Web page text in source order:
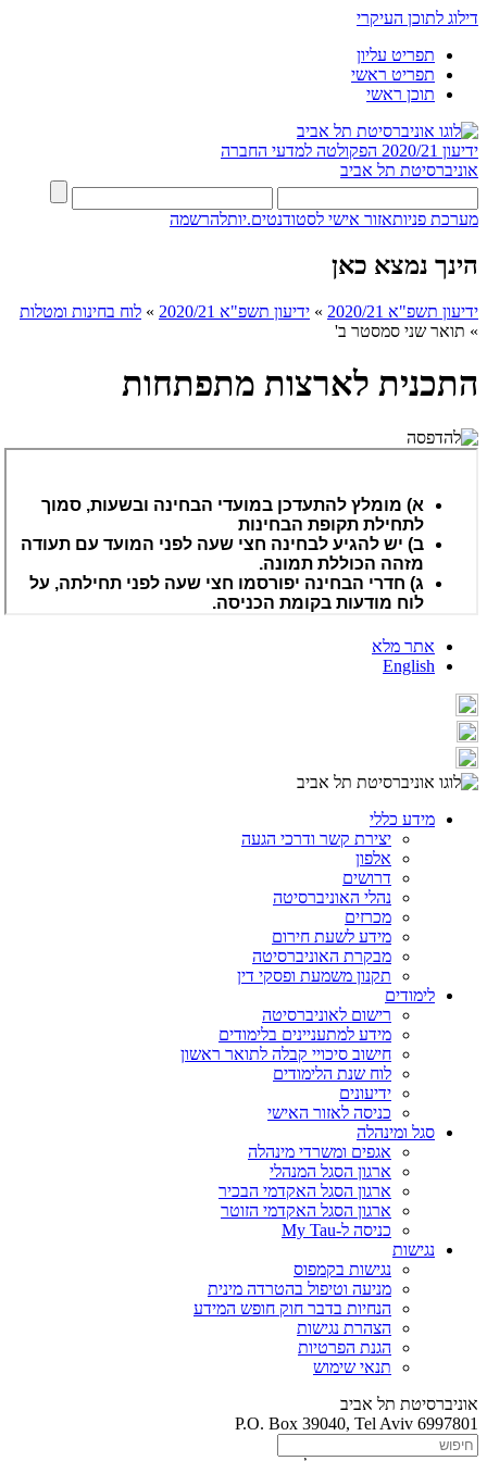
דילוג לתוכן העיקרי
תפריט עליון
תפריט ראשי
תוכן ראשי
ידיעון 2020/21
הפקולטה למדעי החברה
אוניברסיטת תל אביב
מערכת פניותאזור אישי לסטודנטים.יותלהרשמה
הינך נמצא כאן
ידיעון תשפ"א 2020/21 » ידיעון תשפ"א 2020/21 » לוח בחינות ומטלות
» תואר שני סמסטר ב'
התכנית לארצות מתפתחות
אתר מלא
English
מידע כללי
יצירת קשר ודרכי הגעה
אלפון
דרושים
נהלי האוניברסיטה
מכרזים
מידע לשעת חירום
מבקרת האוניברסיטה
תקנון משמעת ופסקי דין
לימודים
רישום לאוניברסיטה
מידע למתעניינים בלימודים
חישוב סיכויי קבלה לתואר ראשון
לוח שנת הלימודים
ידיעונים
כניסה לאזור האישי
סגל ומינהלה
אגפים ומשרדי מינהלה
ארגון הסגל המנהלי
ארגון הסגל האקדמי הבכיר
ארגון הסגל האקדמי הזוטר
כניסה ל-My Tau
נגישות
נגישות בקמפוס
מניעה וטיפול בהטרדה מינית
הנחיות בדבר חוק חופש המידע
הצהרת נגישות
הגנת הפרטיות
תנאי שימוש
אוניברסיטת תל אביב
P.O. Box 39040, Tel Aviv 6997801